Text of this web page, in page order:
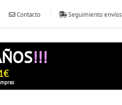
Contacto Seguimiento envíos
ventas@ilevante.com
!!!